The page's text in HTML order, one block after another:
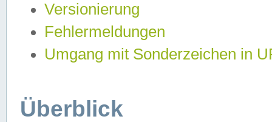
Versionierung
Fehlermeldungen
Umgang mit Sonderzeichen in
Überblick